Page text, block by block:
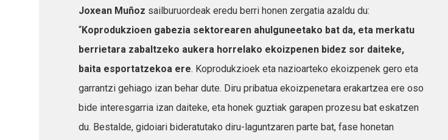
Joxean Muñoz sailburuordeak eredu berri honen zergatia azaldu du:
“Koprodukzioen gabezia sektorearen ahulguneetako bat da, eta merkatu
berrietara zabaltzeko aukera horrelako ekoizpenen bidez sor daiteke,
baita esportatzekoa ere. Koprodukzioek eta nazioarteko ekoizpenek gero eta
garrantzi gehiago izan behar dute. Diru pribatua ekoizpenetara erakartzea ere oso
bide interesgarria izan daiteke, eta honek guztiak garapen prozesu bat eskatzen
du. Bestalde, gidoiari bideratutako diru-laguntzaren parte bat, fase honetan